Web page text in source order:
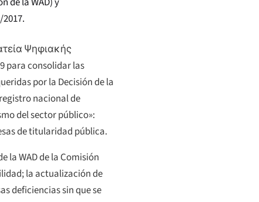
Ψηφιακής
para consolidar las
por la Decisión de la
nacional de
del sector público»:
de titularidad pública.
la WAD de la Comisión
la actualización de
deficiencias sin que se